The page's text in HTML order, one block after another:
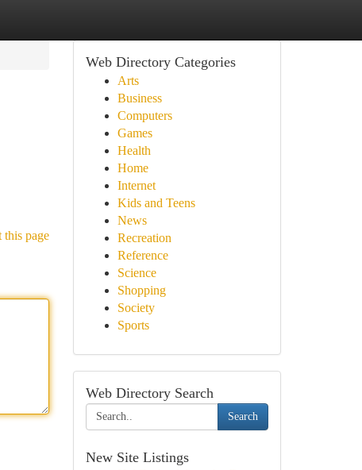
this page
Web Directory Categories
Arts
Business
Computers
Games
Health
Home
Internet
Kids and Teens
News
Recreation
Reference
Science
Shopping
Society
Sports
Web Directory Search
Search
New Site Listings